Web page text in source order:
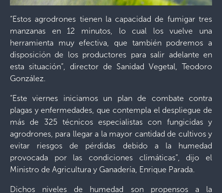
“Estos agrodrones tienen la capacidad de fumigar tres
manzanas en 12 minutos, lo cual los vuelve una
herramienta muy efectiva, que también podremos a
disposición de los productores para salir adelante en
esta situación”, director de Sanidad Vegetal, Teodoro
González.
“Este viernes iniciamos un plan de combate contra
plagas y enfermedades, que contempla el despliegue de
más de 325 técnicos especialistas con fungicidas y
agrodrones, para llegar a la mayor cantidad de cultivos y
evitar riesgos de pérdidas debido a la humedad
provocada por las condiciones climáticas”, dijo el
Ministro de Agricultura y Ganadería, Enrique Parada.
Dichos niveles de humedad son propensos a la